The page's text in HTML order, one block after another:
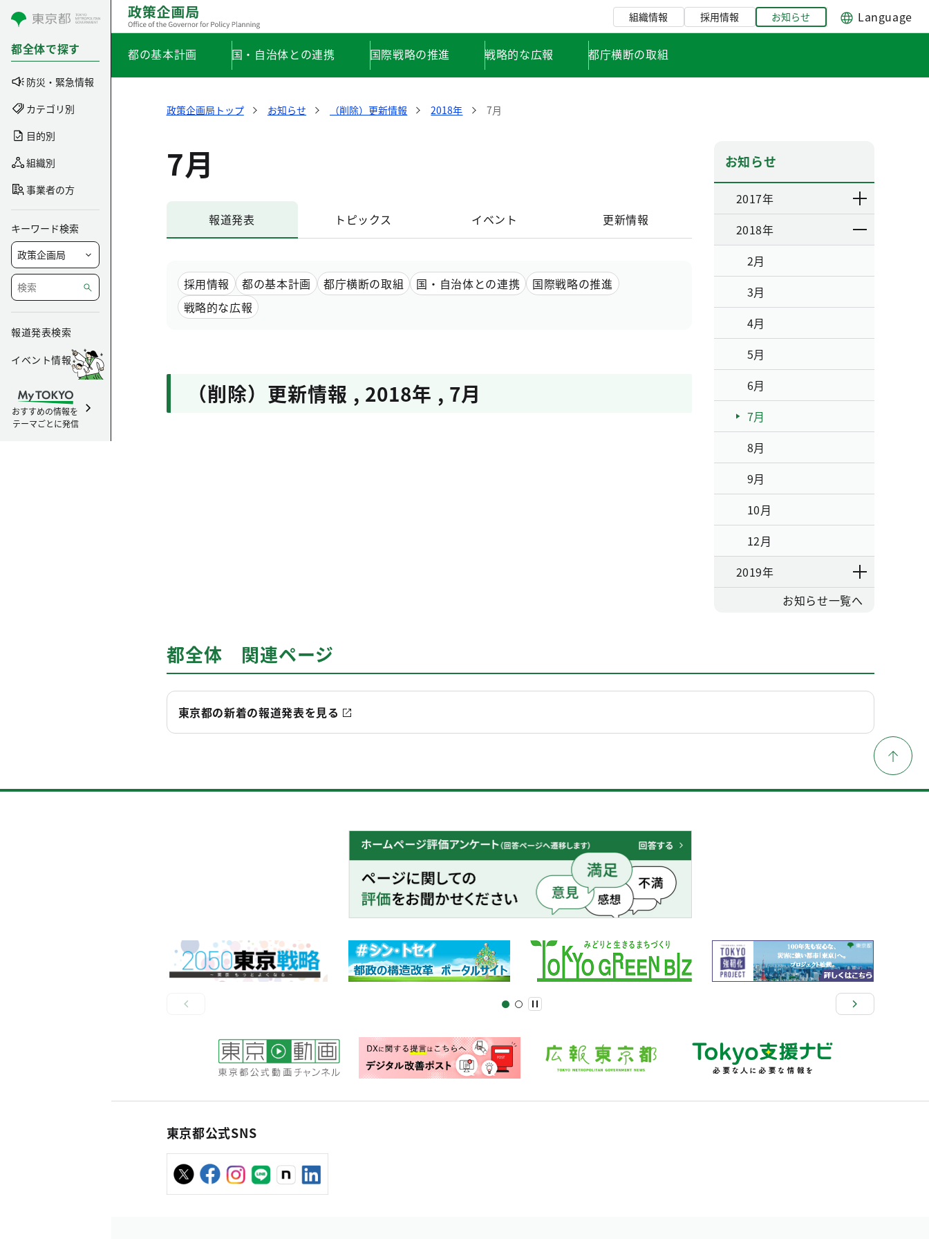
コンテンツにスキップ
都全体で探す
防災・緊急情報
カテゴリ別
目的別
組織別
事業者の方
キーワード検索
報道発表検索
イベント情報
おすすめの情報を
テーマごとに発信
組織情報 採用情報 お知らせ Language
都の基本計画 国・自治体との連携 国際戦略の推進 戦略的な広報 都庁横断の取組
政策企画局トップ お知らせ （削除）更新情報 2018年 7月
7月
報道発表 トピックス イベント 更新情報
採用情報 都の基本計画 都庁横断の取組 国・自治体との連携
国際戦略の推進
戦略的な広報
（削除）更新情報 , 2018年 , 7月
お知らせ
2017年
2018年
2月
3月
4月
5月
6月
7月
8月
9月
10月
12月
2019年
お知らせ一覧へ
都全体 関連ページ
東京都の新着の報道発表を見る
東京都公式SNS